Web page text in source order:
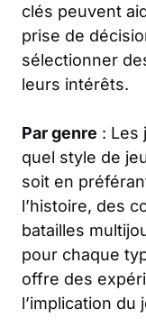
clés peuvent
prise de
sélectionner
leurs intérêts.
Par genre : Les
quel style de
soit en
l’histoire, des
batailles
pour chaque
offre des
l’implication du